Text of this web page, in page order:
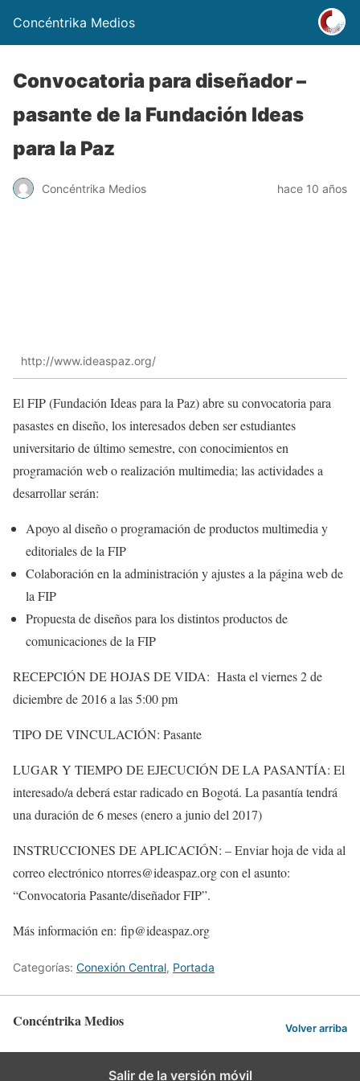
Concéntrika Medios
Convocatoria para diseñador –
pasante de la Fundación Ideas
para la Paz
Concéntrika Medios hace 10 años
http://www.ideaspaz.org/
El FIP (Fundación Ideas para la Paz) abre su convocatoria para
pasastes en diseño, los interesados deben ser estudiantes
universitario de último semestre, con conocimientos en
programación web o realización multimedia; las actividades a
desarrollar serán:
Apoyo al diseño o programación de productos multimedia y
editoriales de la FIP
Colaboración en la administración y ajustes a la página web de
la FIP
Propuesta de diseños para los distintos productos de
comunicaciones de la FIP
RECEPCIÓN DE HOJAS DE VIDA: Hasta el viernes 2 de
diciembre de 2016 a las 5:00 pm
TIPO DE VINCULACIÓN: Pasante
LUGAR Y TIEMPO DE EJECUCIÓN DE LA PASANTÍA: El
interesado/a deberá estar radicado en Bogotá. La pasantía tendrá
una duración de 6 meses (enero a junio del 2017)
INSTRUCCIONES DE APLICACIÓN: – Enviar hoja de vida al
correo electrónico ntorres@ideaspaz.org con el asunto:
“Convocatoria Pasante/diseñador FIP”.
Más información en: fip@ideaspaz.org
Categorías: Conexión Central, Portada
Concéntrika Medios Volver arriba
Salir de la versión móvil